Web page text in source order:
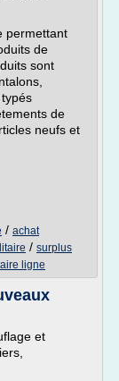
permettant
de
sont
de
neufs et
/ achat
/ surplus
ligne
et